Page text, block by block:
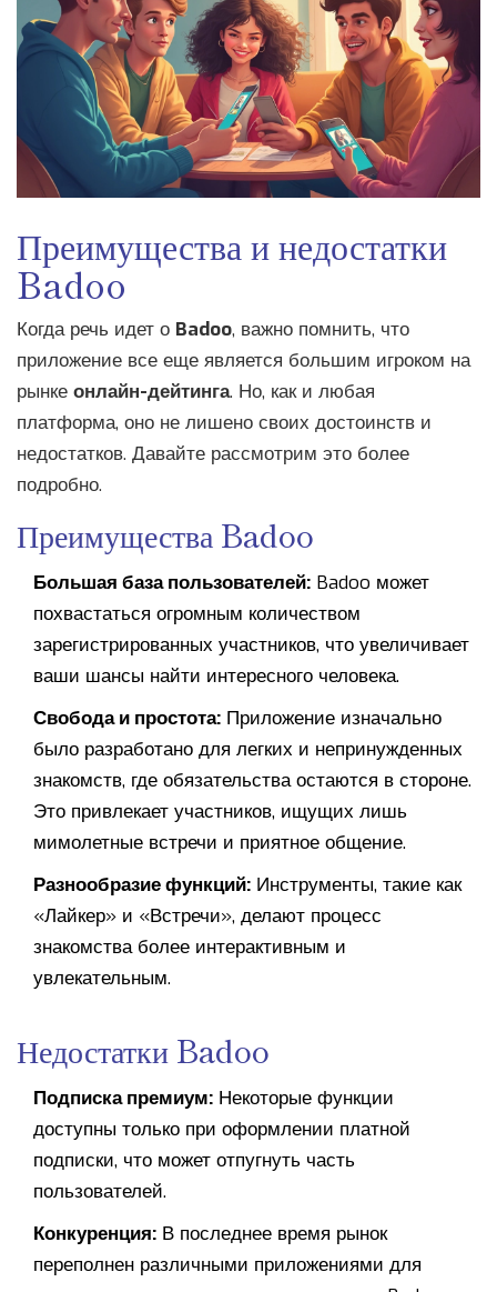
Преимущества и недостатки
Badoo
Когда речь идет о Badoo, важно помнить, что
приложение все еще является большим игроком на
рынке онлайн-дейтинга. Но, как и любая
платформа, оно не лишено своих достоинств и
недостатков. Давайте рассмотрим это более
подробно.
Преимущества Badoo
Большая база пользователей: Badoo может
похвастаться огромным количеством
зарегистрированных участников, что увеличивает
ваши шансы найти интересного человека.
Свобода и простота: Приложение изначально
было разработано для легких и непринужденных
знакомств, где обязательства остаются в стороне.
Это привлекает участников, ищущих лишь
мимолетные встречи и приятное общение.
Разнообразие функций: Инструменты, такие как
«Лайкер» и «Встречи», делают процесс
знакомства более интерактивным и
увлекательным.
Недостатки Badoo
Подписка премиум: Некоторые функции
доступны только при оформлении платной
подписки, что может отпугнуть часть
пользователей.
Конкуренция: В последнее время рынок
переполнен различными приложениями для